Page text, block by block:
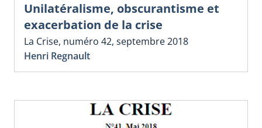
Unilatéralisme, obscurantisme et
exacerbation de la crise
La Crise, numéro 42, septembre 2018
Henri Regnault